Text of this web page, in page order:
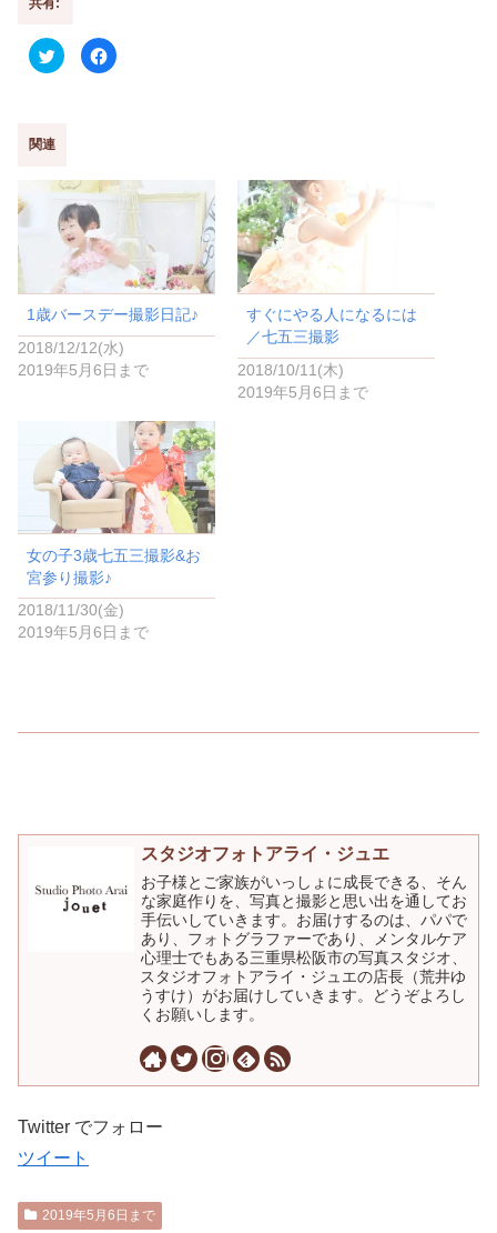
ク
リ
t
e
r
で
共
有
新
し
い
ウ
ィ
ン
ド
ウ
す
)
F
a
有
は
ク
リ
ク
し
て
く
だ
さ
い
い
ィ
ン
ド
ウ
で
開
き
ま
す
)
関連
1歳バースデー撮影日記♪
2018/12/12(水)
2019年5月6日まで
すぐにやる人になるには
／七五三撮影
2018/10/11(木)
2019年5月6日まで
女の子3歳七五三撮影&お
宮参り撮影♪
2018/11/30(金)
2019年5月6日まで
スタジオフォトアライ・ジュエ
お子様とご家族がいっしょに成長できる、そん
な家庭作りを、写真と撮影と思い出を通してお
手伝いしていきます。お届けするのは、パパで
あり、フォトグラファーであり、メンタルケア
心理士でもある三重県松阪市の写真スタジオ、
スタジオフォトアライ・ジュエの店長（荒井ゆ
うすけ）がお届けしていきます。どうぞよろし
くお願いします。
Twitter でフォロー
ツイート
2019年5月6日まで